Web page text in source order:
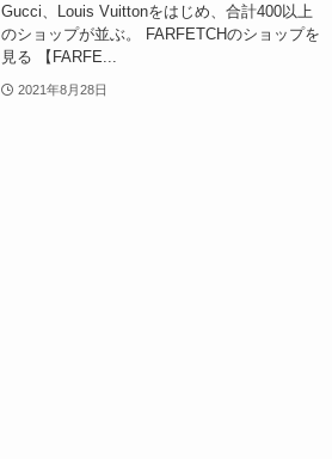
Gucci、Louis Vuittonをはじめ、合計400以上
のショップが並ぶ。 FARFETCHのショップを
見る 【FARFE...
2021年8月28日